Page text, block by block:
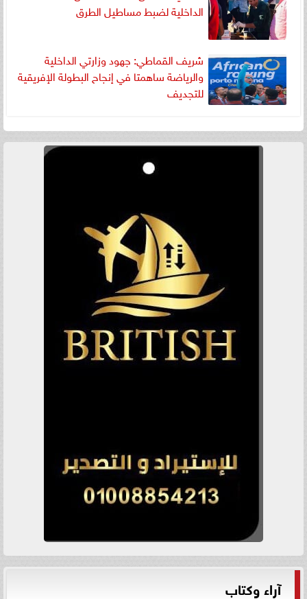
الداخلية لضبط مساطيل الطرق
شريف القماطي: جهود وزارتي الداخلية
والرياضة ساهمتا في إنجاح البطولة الإفريقية
للتجديف
آراء وكتاب